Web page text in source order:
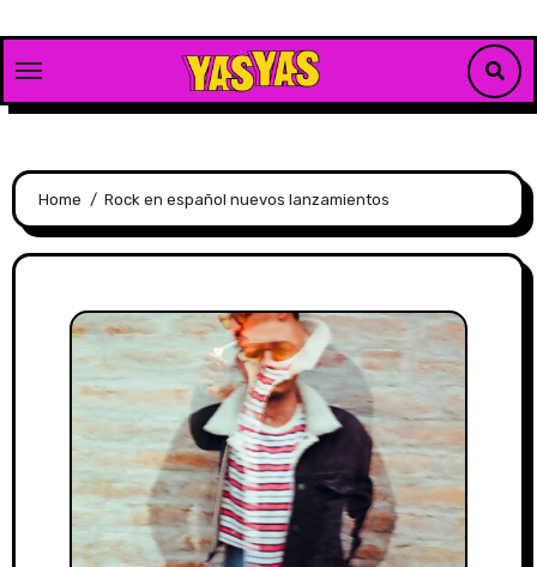
content
Home Rock en español nuevos lanzamientos